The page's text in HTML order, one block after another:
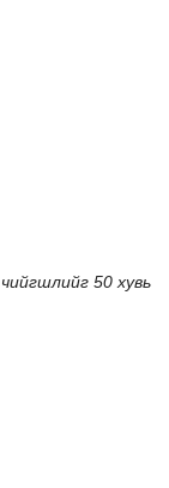
чийгшлийг 50хувь